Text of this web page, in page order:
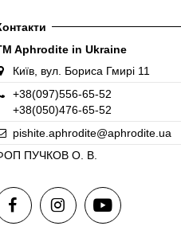
Aphrodite in Ukraine
Київ, вул. Бориса Гмирі 11
+38(097)556-65-52
+38(050)476-65-52
pishite.aphrodite@aphrodite.ua
ПУЧКОВ О. В.